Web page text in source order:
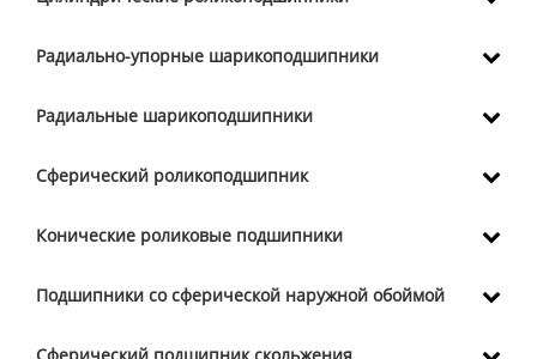
Радиально-упорные шарикоподшипники
Радиальные шарикоподшипники
Сферический роликоподшипник
Конические роликовые подшипники
Подшипники со сферической наружной обоймой